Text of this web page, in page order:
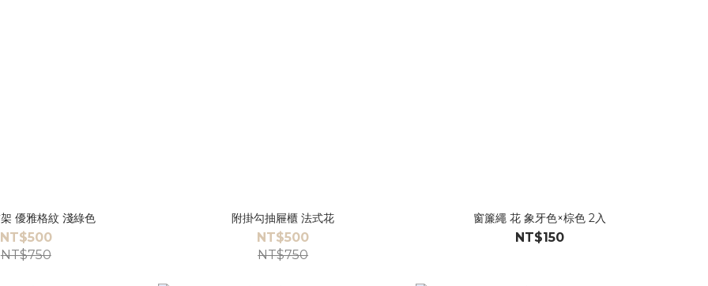
優雅格紋 淺綠色
NT$500
NT$750
附掛勾抽屜櫃 法式花
NT$500
NT$750
窗簾繩 花 象牙色×棕色 2入
NT$150